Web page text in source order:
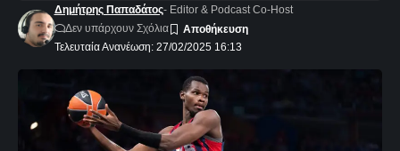
Τελευταία Ανανέωση: 27/02/2025 16:13
Δημήτρης Παπαδάτος- Editor & Podcast Co-Host
Δεν υπάρχουν Σχόλια